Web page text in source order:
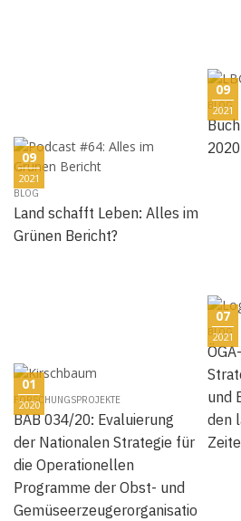
09
2021
BLOG
2020
09
2021
BLOG
Land schafft Leben: Alles im
Grünen Bericht?
07
2021
BLOG
und
den
01
2020
FORSCHUNGSPROJEKTE
BAB 034/20: Evaluierung
der Nationalen Strategie für
die Operationellen
Programme der Obst- und
Gemüseerzeugerorganisationen